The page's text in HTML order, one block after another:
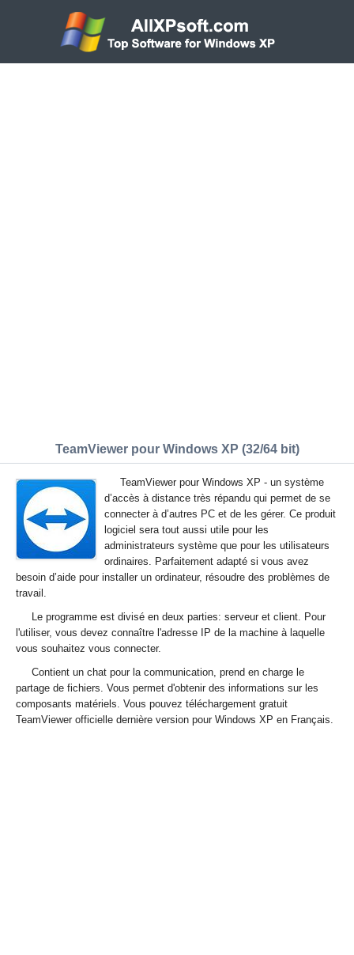
TeamViewer pour Windows XP (32/64 bit)
TeamViewer pour Windows XP - un système
d’accès à distance très répandu qui permet de se
connecter à d’autres PC et de les gérer. Ce produit
logiciel sera tout aussi utile pour les
administrateurs système que pour les utilisateurs
ordinaires. Parfaitement adapté si vous avez
besoin d’aide pour installer un ordinateur, résoudre des problèmes de
travail.
Le programme est divisé en deux parties: serveur et client. Pour
l'utiliser, vous devez connaître l'adresse IP de la machine à laquelle
vous souhaitez vous connecter.
Contient un chat pour la communication, prend en charge le
partage de fichiers. Vous permet d'obtenir des informations sur les
composants matériels. Vous pouvez téléchargement gratuit
TeamViewer officielle dernière version pour Windows XP en Français.